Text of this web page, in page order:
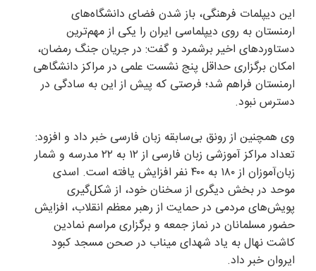
این دیپلمات فرهنگی، باز شدن فضای دانشگاه‌های
ارمنستان به روی دیپلماسی ایران را یکی از مهم‌ترین
دستاوردهای اخیر برشمرد و گفت: در جریان جنگ رمضان،
امکان برگزاری حداقل پنج نشست علمی در مراکز دانشگاهی
ارمنستان فراهم شد؛ فرصتی که پیش از این به سادگی در
دسترس نبود.
وی همچنین از رونق بی‌سابقه زبان فارسی خبر داد و افزود:
تعداد مراکز آموزشی زبان فارسی از ۱۲ به ۲۲ مدرسه و شمار
زبان‌آموزان از ۱۸۰ به ۴۰۰ نفر افزایش یافته است. اسدی
موحد در بخش دیگری از سخنان خود، از شکل‌گیری
پویش‌های مردمی در حمایت از رهبر معظم انقلاب، افزایش
حضور مسلمانان در نماز جمعه و برگزاری مراسم نمادین
کاشت نهال به یاد شهدای میناب در صحن مسجد کبود
ایروان خبر داد.